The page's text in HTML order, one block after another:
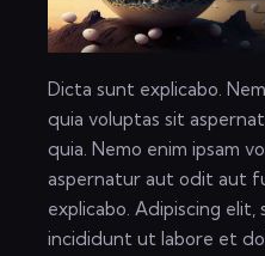
Dicta sunt explicabo.
quia voluptas sit
quia. Nemo enim ipsam
aspernatur aut odit aut
explicabo. Adipiscing
incididunt ut labore et